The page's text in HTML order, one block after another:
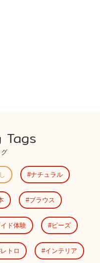
Tags
ナチュラル
ブラウス
ド体験 ビーズ
レトロ インテリア